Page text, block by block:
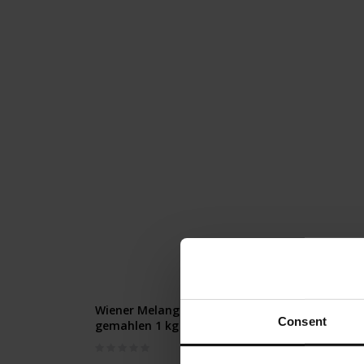
Consent
Wiener Melange Naturmild -
gemahlen 1 kg
220g
Rating: